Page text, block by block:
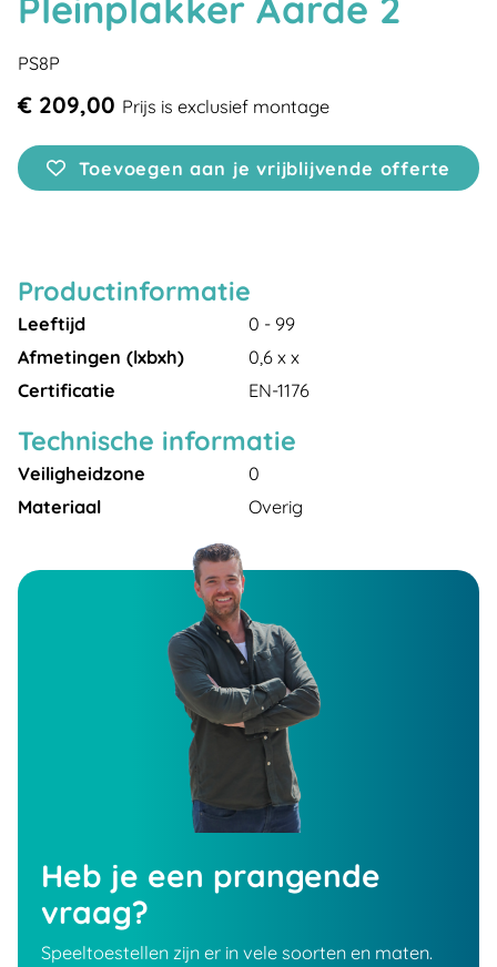
PS8P
€ 209,00 Prijs is exclusief montage
Toevoegen aan je vrijblijvende offerte
Productinformatie
Leeftijd
0 - 99
Afmetingen (lxbxh)
0,6 x x
Certificatie
EN-1176
Technische informatie
Veiligheidzone
0
Materiaal
Overig
Heb je een prangende
vraag?
Speeltoestellen zijn er in vele soorten en maten.